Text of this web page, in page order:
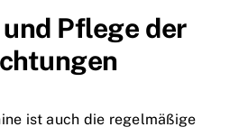
Pflege der
ist auch die regelmäßige